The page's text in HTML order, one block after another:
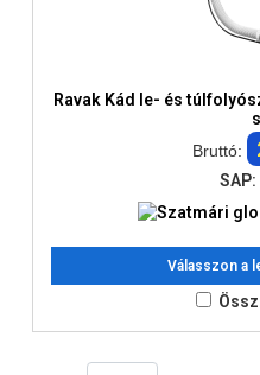
Ravak Kád le- és
Bruttó:
Válasszon a